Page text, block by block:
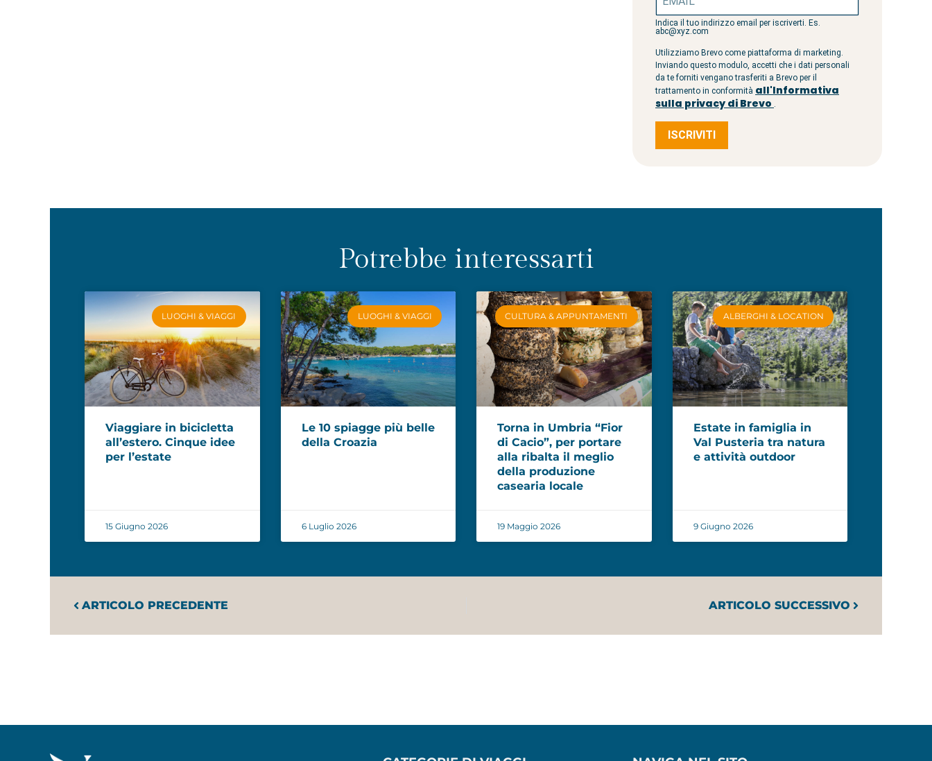
Indica il tuo indirizzo email per iscriverti. Es.
abc@xyz.com
Utilizziamo Brevo come piattaforma di marketing.
Inviando questo modulo, accetti che i dati personali
da te forniti vengano trasferiti a Brevo per il
trattamento in conformità all'Informativa
sulla privacy di Brevo
ISCRIVITI
Potrebbe interessarti
LUOGHI & VIAGGI
Viaggiare in bicicletta
all’estero. Cinque idee
per l’estate
15 Giugno 2026
LUOGHI & VIAGGI
Le 10 spiagge più belle
della Croazia
6 Luglio 2026
CULTURA & APPUNTAMENTI
Torna in Umbria “Fior
di Cacio”, per portare
alla ribalta il meglio
della produzione
casearia locale
19 Maggio 2026
ALBERGHI & LOCATION
Estate in famiglia in
Val Pusteria tra natura
e attività outdoor
9 Giugno 2026
ARTICOLO PRECEDENTE ARTICOLO SUCCESSIVO